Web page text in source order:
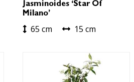
Jasminoides ‘Star Of
Milano’
65 cm 15 cm